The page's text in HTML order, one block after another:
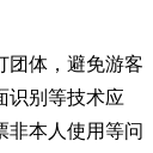
团体，避免游客
识别等技术应
非本人使用等问